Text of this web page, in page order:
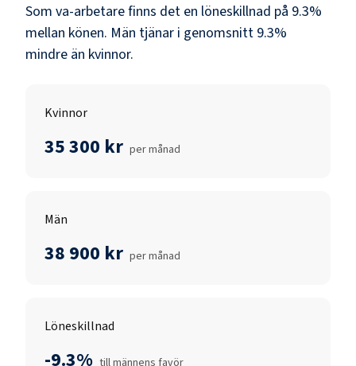
Som va-arbetarefinns det en löneskillnad på 9.3%
mellan könen. Män tjänar i genomsnitt 9.3%
mindre än kvinnor.
Kvinnor
35 300 kr per månad
Män
38 900 kr per månad
Löneskillnad
-9.3% till männens favör